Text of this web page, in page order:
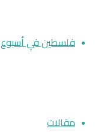
فلسطين في أسبوع
مقالات